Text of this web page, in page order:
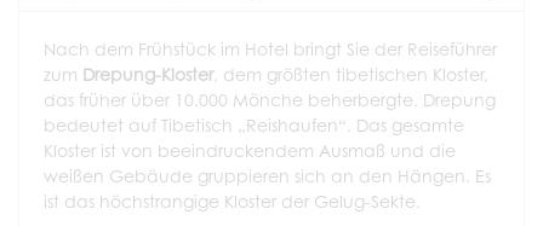
Nach dem Frühstück im Hotel bringt Sie der Reiseführer
zum Drepung-Kloster, dem größten tibetischen Kloster,
das früher über 10.000 Mönche beherbergte. Drepung
bedeutet auf Tibetisch „Reishaufen“. Das gesamte
Kloster ist von beeindruckendem Ausmaß und die
weißen Gebäude gruppieren sich an den Hängen. Es
ist das höchstrangige Kloster der Gelug-Sekte.